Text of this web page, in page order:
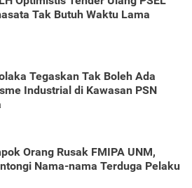
Tak Butuh Waktu Lama
Tegaskan Tak Boleh Ada
Industrial di Kawasan PSN
Orang Rusak FMIPA UNM,
Nama-nama Terduga Pelaku